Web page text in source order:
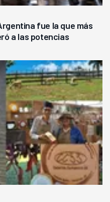
fue la que más
a las potencias